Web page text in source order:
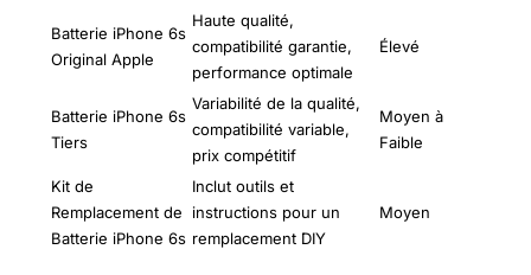
Batterie iPhone 6s
Original Apple
Haute qualité,
compatibilité garantie,
performance optimale
Élevé
Batterie iPhone 6s
Tiers
Variabilité de la qualité,
compatibilité variable,
prix compétitif
Moyen à
Faible
Kit de
Remplacement de
Batterie iPhone 6s
Inclut outils et
instructions pour un
remplacement DIY
Moyen